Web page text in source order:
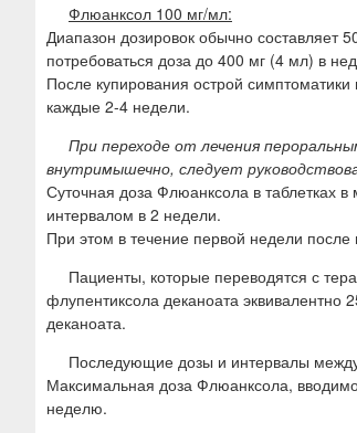
Флюанксол 100 мг/мл:
Диапазон дозировок обычно
потребоваться доза до 400 мг (4 мл) в
После купирования острой
каждые 2-4 недели.
При переходе от лечения
внутримышечно, следует
Суточная доза Флюанксола в таблетках
интервалом в 2 недели.
При этом в течение первой недели
Пациенты, которые переводятся с
флупентиксола деканоата эквивалентно
деканоата.
Последующие дозы и интервалы
Максимальная доза Флюанксола,
неделю.